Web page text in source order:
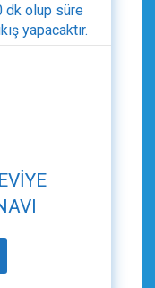
dk olup süre
yapacaktır.